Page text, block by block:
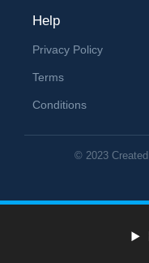
Help
Privacy Policy
Terms
Conditions
© 2023